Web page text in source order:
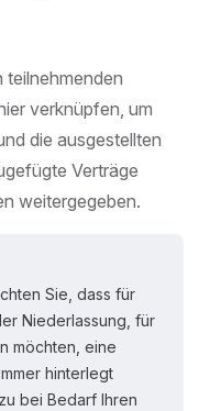
teilnehmenden
verknüpfen, um
die ausgestellten
Verträge
weitergegeben.
Sie, dass für
Niederlassung, für
möchten, eine
hinterlegt
bei Bedarf Ihren